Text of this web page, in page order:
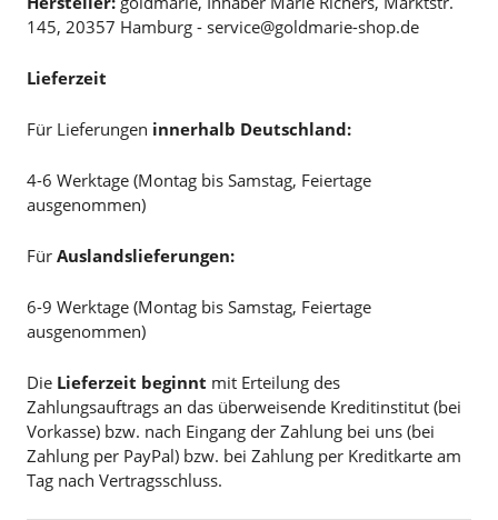
145, 20357 Hamburg - service@goldmarie-shop.de
Lieferzeit
Für Lieferungen innerhalb Deutschland:
4-6 Werktage (Montag bis Samstag, Feiertage
ausgenommen)
Für Auslandslieferungen:
6-9 Werktage (Montag bis Samstag, Feiertage
ausgenommen)
Die Lieferzeit beginnt mit Erteilung des
Zahlungsauftrags an das überweisende Kreditinstitut (bei
Vorkasse) bzw. nach Eingang der Zahlung bei uns (bei
Zahlung per PayPal) bzw. bei Zahlung per Kreditkarte am
Tag nach Vertragsschluss.